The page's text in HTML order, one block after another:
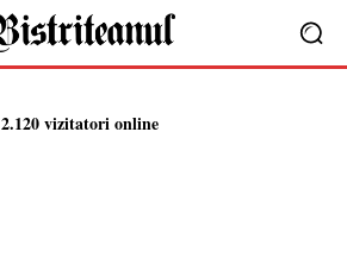
2.120 vizitatori online